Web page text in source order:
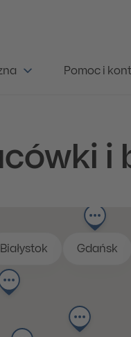
Pomoc i
i
Białystok Gdańsk